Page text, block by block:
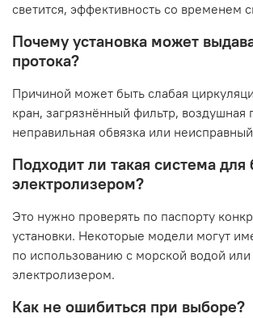
светится, эффективность со временем
Почему установка может
протока?
Причиной может быть слабая
кран, загрязнённый фильтр, воздушная
неправильная обвязка или
Подходит ли такая система для
электролизером?
Это нужно проверять по паспорту
установки. Некоторые модели могут
по использованию с морской водой
электролизером.
Как не ошибиться при выборе?